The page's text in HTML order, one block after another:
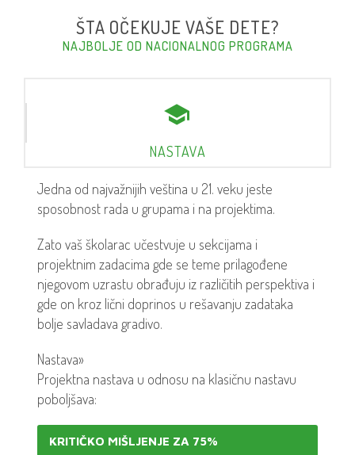
ŠTA OČEKUJE VAŠE DETE?
NAJBOLJE OD NACIONALNOG PROGRAMA
NASTAVA
Jedna od najvažnijih veština u 21. veku jeste
sposobnost rada u grupama i na projektima.
Zato vaš školarac učestvuje u sekcijama i
projektnim zadacima gde se teme prilagođene
njegovom uzrastu obrađuju iz različitih perspektiva i
gde on kroz lični doprinos u rešavanju zadataka
bolje savladava gradivo.
Nastava»
Projektna nastava u odnosu na klasičnu nastavu
poboljšava:
KRITIČKO MIŠLJENJE ZA 75%